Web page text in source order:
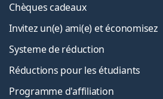
Chèques cadeaux
Invitez un(e) ami(e) et économisez
Systeme de réduction
Réductions pour les étudiants
Programme d'affiliation